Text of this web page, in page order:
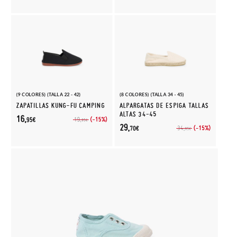
(9 COLORES) (TALLA 22 - 42)
ZAPATILLAS KUNG-FU CAMPING
19,95€ (-15%)
16,95€
(8 COLORES) (TALLA 34 - 45)
ALPARGATAS DE ESPIGA TALLAS
ALTAS 34-45
34,95€ (-15%)
29,70€